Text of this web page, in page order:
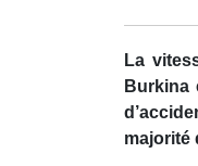
La
Burkina
majorité